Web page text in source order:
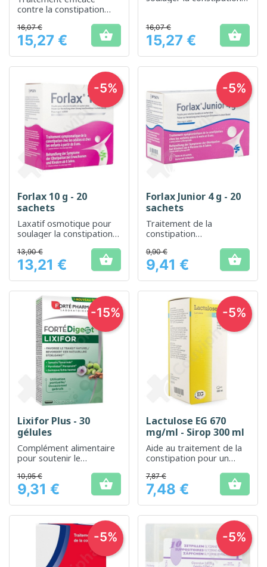
contre la constipation
chronique
Prix
16,07 €
15,27 €  Prix
16,07 €
15,27 € 
Forlax 10 g - 20
sachets
Laxatif osmotique pour
soulager la constipation
Prix
13,90 €
13,21 € 
-5%
Forlax Junior 4 g - 20
sachets
Traitement de la
constipation
enfants
Prix
9,90 €
9,41 € 
-5%
Lixifor Plus - 30
gélules
Complément alimentaire
pour soutenir le
Prix
10,95 €
9,31 € 
-15%
Lactulose EG 670
mg/ml - Sirop 300 ml
Aide au traitement de la
constipation pour un
Prix
7,87 €
7,48 € 
-5%
-5% -5%